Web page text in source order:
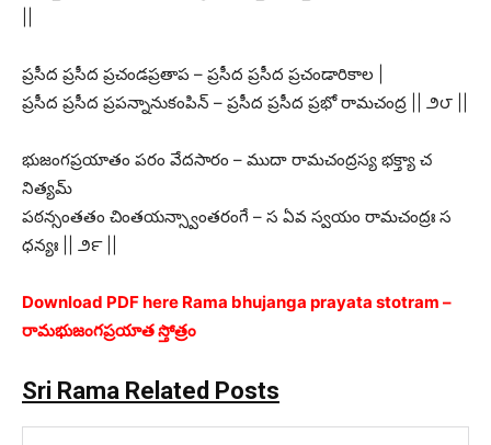
ప్రసీద ప్రసీద ప్రచండప్రతాప – ప్రసీద ప్రసీద ప్రచండారికాల |
ప్రసీద ప్రసీద ప్రపన్నానుకంపిన్ – ప్రసీద ప్రసీద ప్రభో రామచంద్ర || ౨౮ ||
భుజంగప్రయాతం పరం వేదసారం – ముదా రామచంద్రస్య భక్త్యా చ
నిత్యమ్
పఠన్సంతతం చింతయన్స్వాంతరంగే – స ఏవ స్వయం రామచంద్రః స
ధన్యః || ౨౯ ||
Download PDF here Rama bhujanga prayata stotram –
రామభుజంగప్రయాత స్తోత్రం
Sri Rama Related Posts